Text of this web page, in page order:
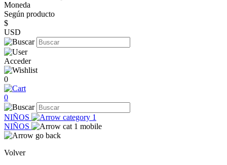
Moneda
Según producto
$
USD
Acceder
0
0
NIÑOS
NIÑOS
Volver